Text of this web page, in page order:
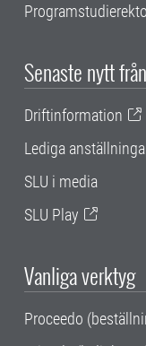
Senaste nytt från
Driftinformation
Lediga
SLU i media
SLU Play
Vanliga verktyg
Proceedo